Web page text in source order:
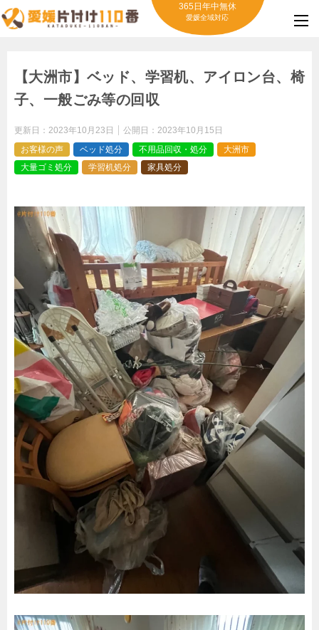
365日年中無休
愛媛全域対応
【大洲市】ベッド、学習机、アイロン台、椅
子、一般ごみ等の回収
更新日： 2023年10月23日 公開日： 2023年10月15日
お客様の声
ベッド処分 不用品回収・処分
大洲市
大量ゴミ処分
学習机処分 家具処分